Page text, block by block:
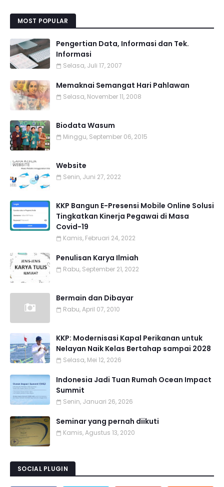
MOST POPULAR
Pengertian Data, Informasi dan Tek.
Informasi
Selasa, Juli 17, 2007
Memaknai Semangat Hari Pahlawan
Selasa, November 11, 2008
Biodata Wasum
Minggu, September 06, 2015
Website
Senin, Juni 27, 2022
KKP Bangun E-Presensi Mobile Online Solusi
Tingkatkan Kinerja Pegawai di Masa
Covid-19
Kamis, Februari 24, 2022
Penulisan Karya Ilmiah
Rabu, September 21, 2022
Bermain dan Dibayar
Rabu, April 07, 2010
KKP: Modernisasi Kapal Perikanan untuk
Nelayan Naik Kelas Bertahap sampai 2028
Selasa, Mei 12, 2026
Indonesia Jadi Tuan Rumah Ocean Impact
Summit
Senin, Januari 26, 2026
Seminar yang pernah diikuti
Kamis, Agustus 13, 2020
SOCIAL PLUGIN